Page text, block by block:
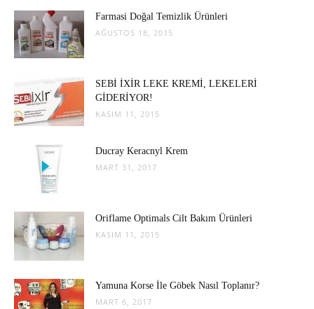
Farmasi Doğal Temizlik Ürünleri
AĞUSTOS 18, 2015
SEBİ İXİR LEKE KREMİ, LEKELERİ
GİDERİYOR!
KASIM 11, 2015
Ducray Keracnyl Krem
MART 31, 2017
Oriflame Optimals Cilt Bakım Ürünleri
KASIM 11, 2015
Yamuna Korse İle Göbek Nasıl Toplanır?
MART 6, 2017